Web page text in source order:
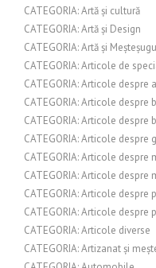
CATEGORIA: Artă și cultură
CATEGORIA: Artă și Design
CATEGORIA: Artă și
CATEGORIA: Articole de
CATEGORIA: Articole despre
CATEGORIA: Articole despre
CATEGORIA: Articole despre
CATEGORIA: Articole despre
CATEGORIA: Articole
CATEGORIA: Articole despre
CATEGORIA: Articole
CATEGORIA: Articole despre
CATEGORIA: Articole diverse
CATEGORIA: Artizanat și